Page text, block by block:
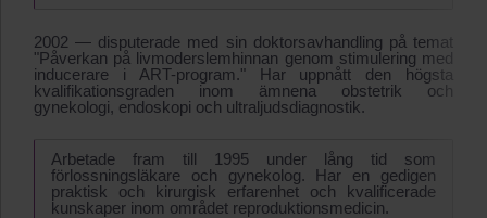
2002 ― disputerade med sin doktorsavhandling på temat
"Påverkan på livmoderslemhinnan genom stimulering med
inducerare i ART-program." Har uppnått den högsta
kvalifikationsgraden inom ämnena obstetrik och
gynekologi, endoskopi och ultraljudsdiagnostik.
Arbetade fram till 1995 under lång tid som
förlossningsläkare och gynekolog. Har en gedigen
praktisk och kirurgisk erfarenhet och kvalificerade
kunskaper inom området reproduktionsmedicin.